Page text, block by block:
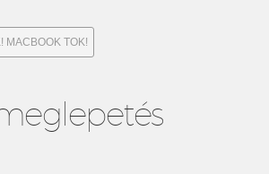
MACBOOK TOK!